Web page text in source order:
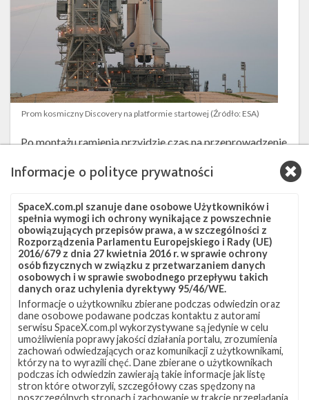
Prom kosmiczny Discovery na platformie startowej (Źródło: ESA)
Po montażu ramienia przyjdzie czas na przeprowadzenie
się odbyć bezzałogowa misja DM-1, podczas której
która przez krótki czas będzie zadokowana do
Międzynarodowej Stacji Kosmicznej. Następnie
planowane jest przeprowadzenie testu systemu
ratunkowego. W ramach tego lotu zostanie wystrzelona
rakieta Falcon 9 ze statkiem Dragon (tym samym, który
wcześniej weźmie udział w misji DM-1), a następnie, po
około dwóch minutach lotu, uruchomione zostaną silniki
SuperDraco, które pomogą oddalić się kapsule na
bezpieczną odległość od rakiety. Ten test ma
zasymulować sytuację, w której podczas startu rakieta
Informacje o polityce prywatności
SpaceX.com.pl szanuje dane osobowe Użytkowników i
spełnia wymogi ich ochrony wynikające z powszechnie
obowiązujących przepisów prawa, a w szczególności z
Rozporządzenia Parlamentu Europejskiego i Rady (UE)
2016/679 z dnia 27 kwietnia 2016 r. w sprawie ochrony
osób fizycznych w związku z przetwarzaniem danych
osobowych i w sprawie swobodnego przepływu takich
danych oraz uchylenia dyrektywy 95/46/WE.
Informacje o użytkowniku zbierane podczas odwiedzin oraz
dane osobowe podawane podczas kontaktu z autorami
serwisu SpaceX.com.pl wykorzystywane są jedynie w celu
umożliwienia poprawy jakości działania portalu, zrozumienia
zachowań odwiedzających oraz komunikacji z użytkownikami,
którzy na to wyrazili chęć. Dane zbierane o użytkownikach
podczas ich odwiedzin zawierają takie informacje jak listę
stron które otworzyli, szczegółowy czas spędzony na